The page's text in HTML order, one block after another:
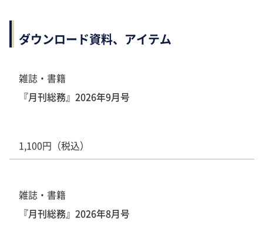
ダウンロード資料、アイテム
雑誌・書籍
『月刊総務』2026年9月号
1,100円（税込）
雑誌・書籍
『月刊総務』2026年8月号